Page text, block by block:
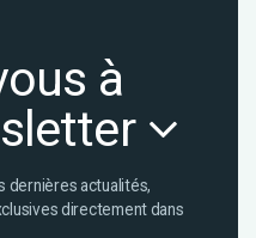
à
dernières actualités,
directement dans